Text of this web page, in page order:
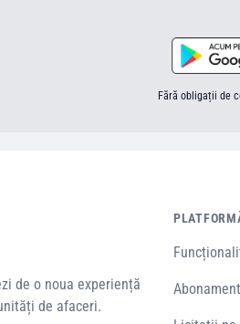
Fără obligații de
de o noua experiență
de afaceri.